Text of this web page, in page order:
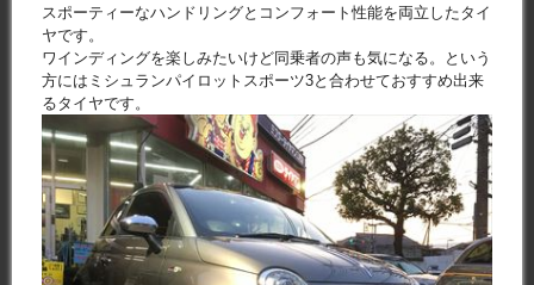
スポーティーなハンドリングとコンフォート性能を両立したタイ
ヤです。
ワインディングを楽しみたいけど同乗者の声も気になる。という
方にはミシュランパイロットスポーツ3と合わせておすすめ出来
るタイヤです。